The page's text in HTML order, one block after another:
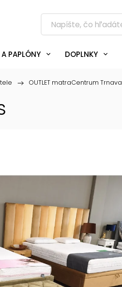
PAPLÓNY DOPLNKY
/ OUTLET matraCentrum Trnava